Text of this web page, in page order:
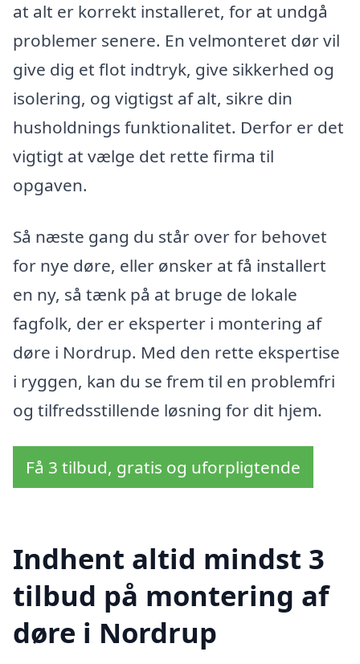
at alt er korrekt installeret, for at undgå
problemer senere. En velmonteret dør vil
give dig et flot indtryk, give sikkerhed og
isolering, og vigtigst af alt, sikre din
husholdnings funktionalitet. Derfor er det
vigtigt at vælge det rette firma til
opgaven.
Så næste gang du står over for behovet
for nye døre, eller ønsker at få installert
en ny, så tænk på at bruge de lokale
fagfolk, der er eksperter i montering af
døre i Nordrup. Med den rette ekspertise
i ryggen, kan du se frem til en problemfri
og tilfredsstillende løsning for dit hjem.
Få 3 tilbud, gratis og uforpligtende
Indhent altid mindst 3
tilbud på montering af
døre i Nordrup